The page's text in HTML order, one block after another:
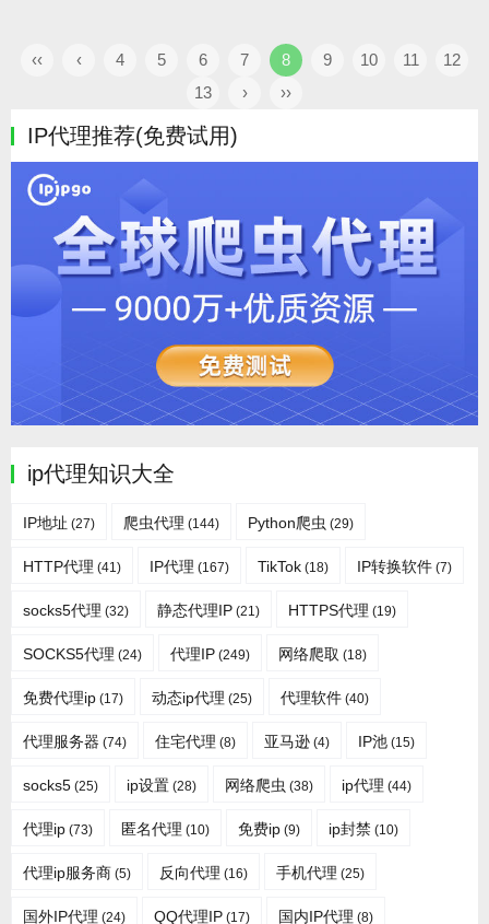
‹‹ ‹ 4 5 6 7 8 9 10 11
12
13
› ››
IP代理推荐(免费试用)
ip代理知识大全
IP地址 (27) 爬虫代理 (144) Python爬虫 (29)
HTTP代理 (41) IP代理 (167) TikTok (18) IP转换软件 (7)
socks5代理 (32) 静态代理IP (21) HTTPS代理 (19)
SOCKS5代理 (24) 代理IP (249) 网络爬取 (18)
免费代理ip (17) 动态ip代理 (25) 代理软件 (40)
代理服务器 (74) 住宅代理 (8) 亚马逊 (4) IP池 (15)
socks5 (25) ip设置 (28) 网络爬虫 (38) ip代理 (44)
代理ip (73) 匿名代理 (10) 免费ip (9) ip封禁 (10)
代理ip服务商 (5) 反向代理 (16) 手机代理 (25)
国外IP代理 (24) QQ代理IP (17) 国内IP代理 (8)